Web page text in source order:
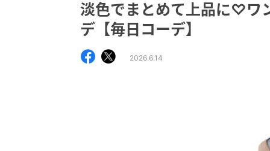
淡色でまとめて上品に♡ワ
デ【毎日コーデ】
2026.6.14